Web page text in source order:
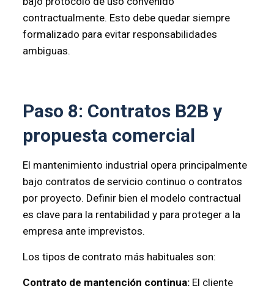
contractualmente. Esto debe quedar siempre
formalizado para evitar responsabilidades
ambiguas.
Paso 8: Contratos B2B y
propuesta comercial
El mantenimiento industrial opera principalmente
bajo contratos de servicio continuo o contratos
por proyecto. Definir bien el modelo contractual
es clave para la rentabilidad y para proteger a la
empresa ante imprevistos.
Los tipos de contrato más habituales son:
Contrato de mantención continua:El cliente